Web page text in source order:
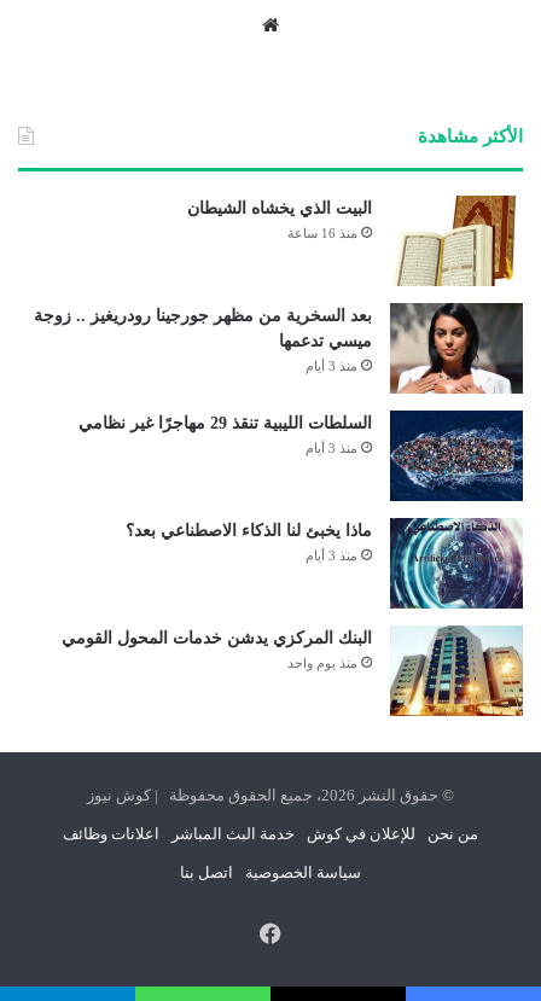
الأكثر مشاهدة
البيت الذي يخشاه الشيطان
منذ 16 ساعة
بعد السخرية من مظهر جورجينا رودريغيز .. زوجة
ميسي تدعمها
منذ 3 أيام
السلطات الليبية تنقذ 29 مهاجرًا غير نظامي
منذ 3 أيام
ماذا يخبئ لنا الذكاء الاصطناعي بعد؟
منذ 3 أيام
البنك المركزي يدشن خدمات المحول القومي
منذ يوم واحد
© حقوق النشر 2026، جميع الحقوق محفوظة | كوش نيوز
من نحن للإعلان في كوش خدمة البث المباشر اعلانات وظائف
سياسة الخصوصية اتصل بنا